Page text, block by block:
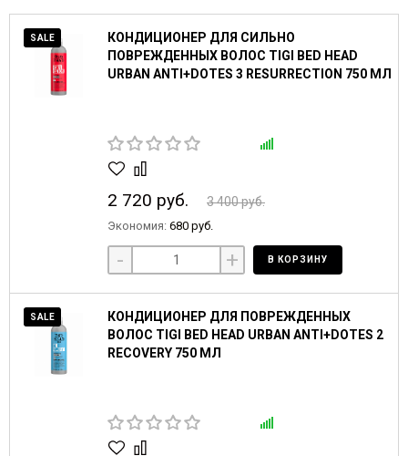
SALE
КОНДИЦИОНЕР ДЛЯ СИЛЬНО
ПОВРЕЖДЕННЫХ ВОЛОС TIGI BED HEAD
URBAN ANTI+DOTES 3 RESURRECTION 750 МЛ
2 720 руб. 3 400 руб.
Экономия: 680 руб.
- + В КОРЗИНУ
SALE
КОНДИЦИОНЕР ДЛЯ ПОВРЕЖДЕННЫХ
ВОЛОС TIGI BED HEAD URBAN ANTI+DOTES 2
RECOVERY 750 МЛ